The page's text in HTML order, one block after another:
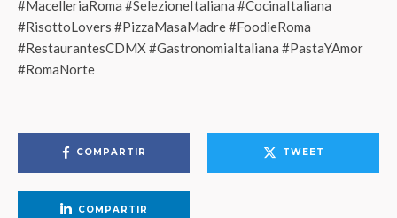
#MacelleriaRoma #SelezioneItaliana #CocinaItaliana
#RisottoLovers #PizzaMasaMadre #FoodieRoma
#RestaurantesCDMX #GastronomiaItaliana #PastaYAmor
#RomaNorte
COMPARTIR TWEET
COMPARTIR